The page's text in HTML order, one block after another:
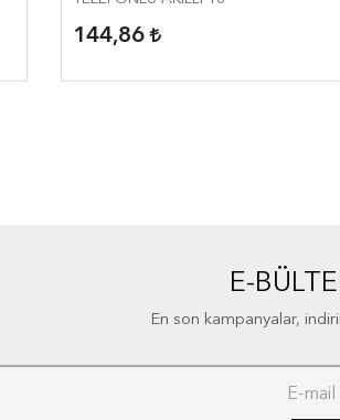
144,86
E-
En son kampanyalar,